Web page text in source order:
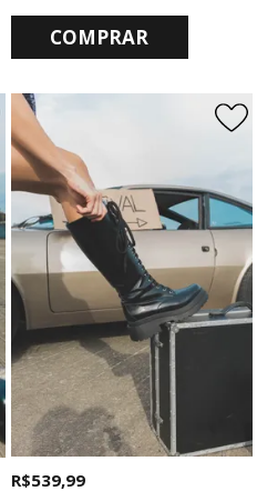
COMPRAR
R$ 539,99